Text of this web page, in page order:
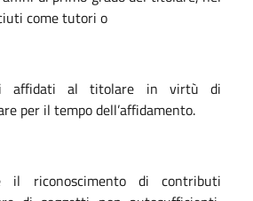
come tutori o
affidati al titolare in virtù di
per il tempo dell’affidamento.
il riconoscimento di contributi